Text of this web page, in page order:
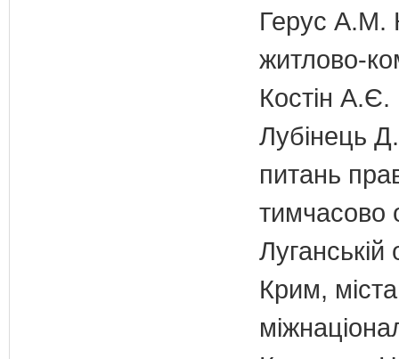
Герус А.М.
житлово-
Костін А.Є.
Лубінець
питань
тимчасово
Крим,